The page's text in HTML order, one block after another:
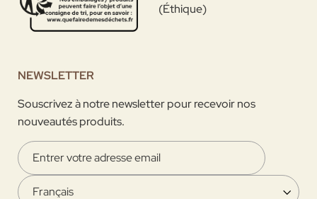
(Éthique)
NEWSLETTER
Souscrivez à notre newsletter pour recevoir nos
nouveautés produits.